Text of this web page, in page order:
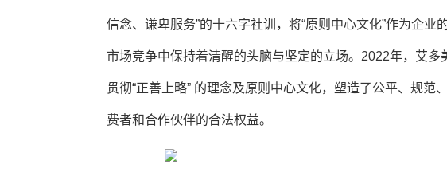
信念、谦卑服务”的十六字社训，将“原则中心文化”作为企
市场竞争中保持着清醒的头脑与坚定的立场。2022年，艾
贯彻“正善上略” 的理念及原则中心文化，塑造了公平、规范
费者和合作伙伴的合法权益。